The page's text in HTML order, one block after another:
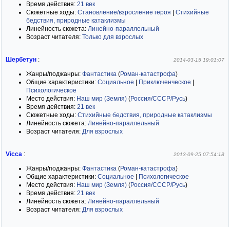
Время действия: 21 век
Сюжетные ходы: Становление/взросление героя
Стихийные
бедствия, природные катаклизмы
Линейность сюжета: Линейно-параллельный
Возраст читателя: Только для взрослых
Шербетун : 2014-03-15 19:01:07
Жанры/поджанры: Фантастика (Роман-катастрофа)
Общие характеристики: Социальное Приключенческое
Психологическое
Место действия: Наш мир (Земля) (Россия/СССР/Русь)
Время действия: 21 век
Сюжетные ходы: Стихийные бедствия, природные катаклизмы
Линейность сюжета: Линейно-параллельный
Возраст читателя: Для взрослых
Vicca : 2013-09-25 07:54:18
Жанры/поджанры: Фантастика (Роман-катастрофа)
Общие характеристики: Социальное
Психологическое
Место действия: Наш мир (Земля) (Россия/СССР/Русь)
Время действия: 21 век
Линейность сюжета: Линейно-параллельный
Возраст читателя: Для взрослых